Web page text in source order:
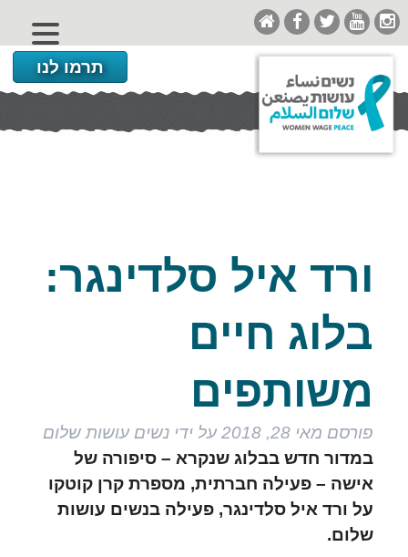
תרמו לנו
ורד איל סלדינגר:
בלוג חיים
משותפים
פורסם מאי 28, 2018 על ידי נשים עושות שלום
במדור חדש בבלוג שנקרא – סיפורה של
אישה – פעילה חברתית, מספרת קרן קוטקו
על ורד איל סלדינגר, פעילה בנשים עושות
שלום.